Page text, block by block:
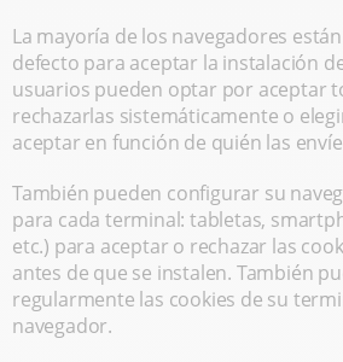
La mayoría de los navegadores
defecto para aceptar la instalación
usuarios pueden optar por aceptar
rechazarlas sistemáticamente o
aceptar en función de quién las
También pueden configurar su
para cada terminal: tabletas,
etc.) para aceptar o rechazar las
antes de que se instalen. También
regularmente las cookies de su
navegador.